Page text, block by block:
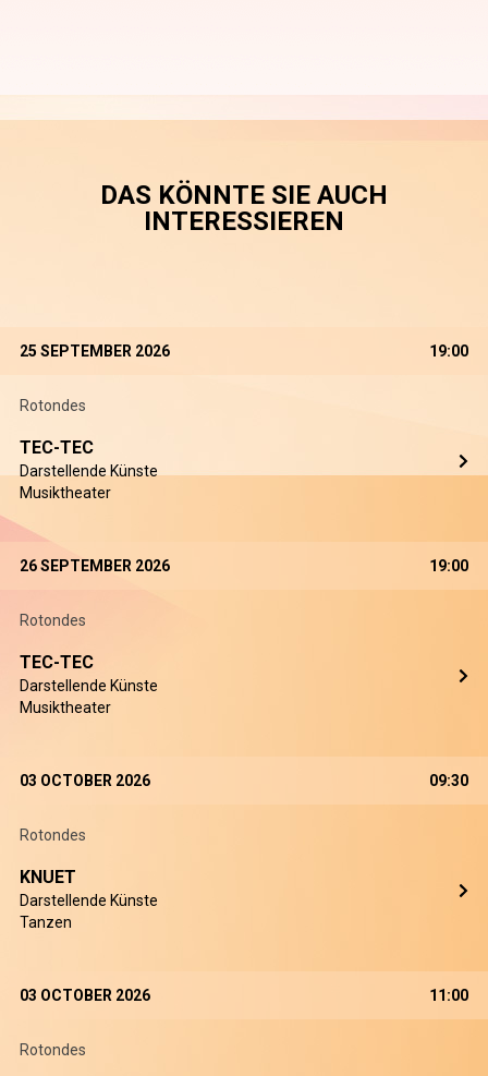
DAS KÖNNTE SIE AUCH
INTERESSIEREN
25 SEPTEMBER 2026 19:00
Rotondes
TEC-TEC
Darstellende Künste
Musiktheater
26 SEPTEMBER 2026 19:00
Rotondes
TEC-TEC
Darstellende Künste
Musiktheater
03 OCTOBER 2026 09:30
Rotondes
KNUET
Darstellende Künste
Tanzen
03 OCTOBER 2026 11:00
Rotondes